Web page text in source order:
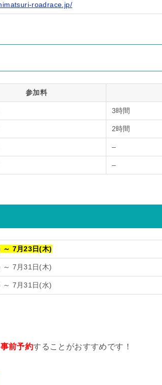
roadrace.jp/
参加料
3時間
2時間
–
–
～ 7月23日(木)
～ 7月31日(木)
～ 7月31日(水)
事前予約することがおすすめです！